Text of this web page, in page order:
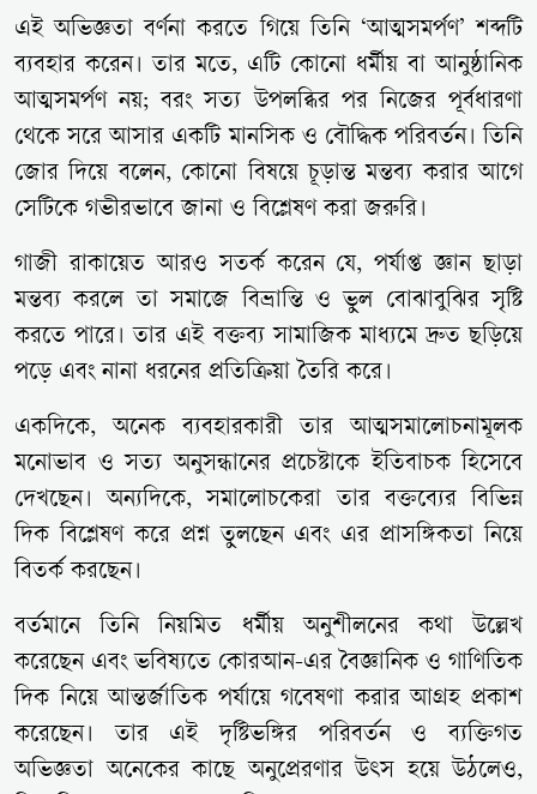
এই অভিজ্ঞতা বর্ণনা করতে গিয়ে তিনি ‘আত্মসমর্পণ’ শব্দটি
ব্যবহার করেন। তার মতে, এটি কোনো ধর্মীয় বা আনুষ্ঠানিক
আত্মসমর্পণ নয়; বরং সত্য উপলব্ধির পর নিজের পূর্বধারণা
থেকে সরে আসার একটি মানসিক ও বৌদ্ধিক পরিবর্তন। তিনি
জোর দিয়ে বলেন, কোনো বিষয়ে চূড়ান্ত মন্তব্য করার আগে
সেটিকে গভীরভাবে জানা ও বিশ্লেষণ করা জরুরি।
গাজী রাকায়েত আরও সতর্ক করেন যে, পর্যাপ্ত জ্ঞান ছাড়া
মন্তব্য করলে তা সমাজে বিভ্রান্তি ও ভুল বোঝাবুঝির সৃষ্টি
করতে পারে। তার এই বক্তব্য সামাজিক মাধ্যমে দ্রুত ছড়িয়ে
পড়ে এবং নানা ধরনের প্রতিক্রিয়া তৈরি করে।
একদিকে, অনেক ব্যবহারকারী তার আত্মসমালোচনামূলক
মনোভাব ও সত্য অনুসন্ধানের প্রচেষ্টাকে ইতিবাচক হিসেবে
দেখছেন। অন্যদিকে, সমালোচকেরা তার বক্তব্যের বিভিন্ন
দিক বিশ্লেষণ করে প্রশ্ন তুলছেন এবং এর প্রাসঙ্গিকতা নিয়ে
বিতর্ক করছেন।
বর্তমানে তিনি নিয়মিত ধর্মীয় অনুশীলনের কথা উল্লেখ
করেছেন এবং ভবিষ্যতে কোরআন-এর বৈজ্ঞানিক ও গাণিতিক
দিক নিয়ে আন্তর্জাতিক পর্যায়ে গবেষণা করার আগ্রহ প্রকাশ
করেছেন। তার এই দৃষ্টিভঙ্গির পরিবর্তন ও ব্যক্তিগত
অভিজ্ঞতা অনেকের কাছে অনুপ্রেরণার উৎস হয়ে উঠলেও,